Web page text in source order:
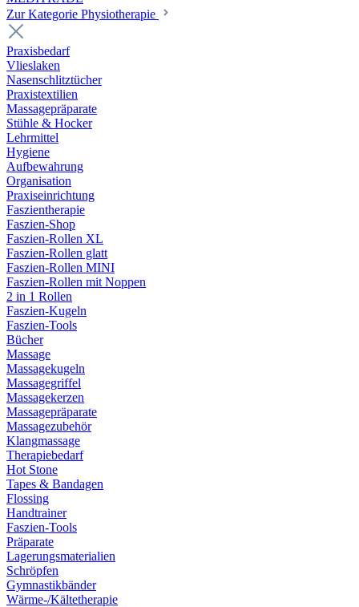
Zur Kategorie Physiotherapie
Praxisbedarf
Vlieslaken
Nasenschlitztücher
Praxistextilien
Massagepräparate
Stühle & Hocker
Lehrmittel
Hygiene
Aufbewahrung
Organisation
Praxiseinrichtung
Faszientherapie
Faszien-Shop
Faszien-Rollen XL
Faszien-Rollen glatt
Faszien-Rollen MINI
Faszien-Rollen mit Noppen
2 in 1 Rollen
Faszien-Kugeln
Faszien-Tools
Bücher
Massage
Massagekugeln
Massagegriffel
Massagekerzen
Massagepräparate
Massagezubehör
Klangmassage
Therapiebedarf
Hot Stone
Tapes & Bandagen
Flossing
Handtrainer
Faszien-Tools
Präparate
Lagerungsmaterialien
Schröpfen
Gymnastikbänder
Wärme-/Kältetherapie